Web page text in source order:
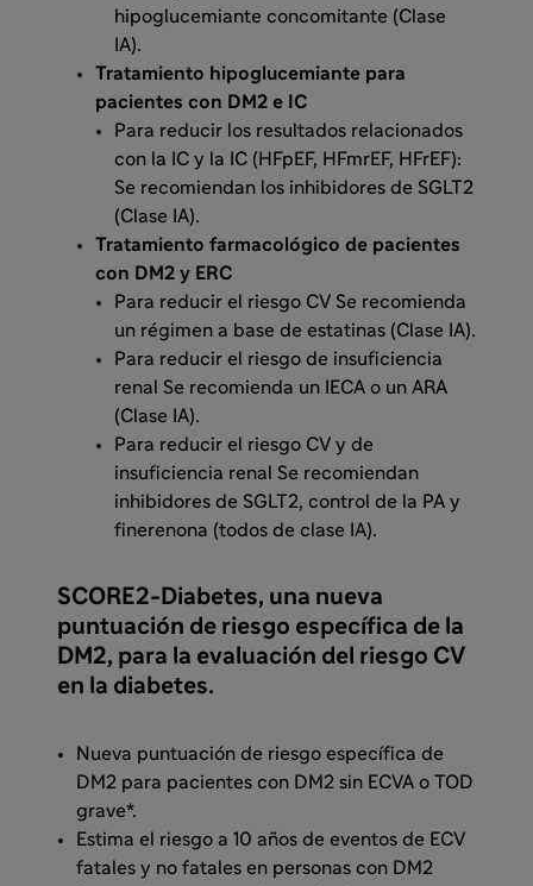
hipoglucemiante concomitante (Clase
IA).
Tratamiento hipoglucemiante para
pacientes con DM2 e IC
Para reducir los resultados relacionados
con la IC y la IC (HFpEF, HFmrEF, HFrEF):
Se recomiendan los inhibidores de SGLT2
(Clase IA).
Tratamiento farmacológico de pacientes
con DM2 y ERC
Para reducir el riesgo CV Se recomienda
un régimen a base de estatinas (Clase IA).
Para reducir el riesgo de insuficiencia
renal Se recomienda un IECA o un ARA
(Clase IA).
Para reducir el riesgo CV y de
insuficiencia renal Se recomiendan
inhibidores de SGLT2, control de la PA y
finerenona (todos de clase IA).
SCORE2-Diabetes, una nueva
puntuación de riesgo específica de la
DM2, para la evaluación del riesgo CV
en la diabetes.
Nueva puntuación de riesgo específica de
DM2 para pacientes con DM2 sin ECVA o TOD
grave*.
Estima el riesgo a 10 años de eventos de ECV
fatales y no fatales en personas con DM2